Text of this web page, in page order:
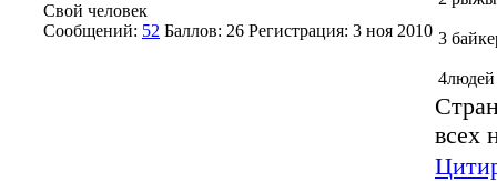
Свой человек
Сообщений: 52 Баллов: 26 Регистрация: 3 ноя 2010 3
всех